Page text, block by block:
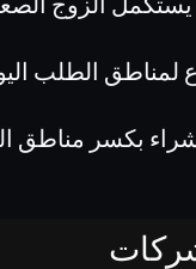
لمناطق الطلب
بكسر مناطق